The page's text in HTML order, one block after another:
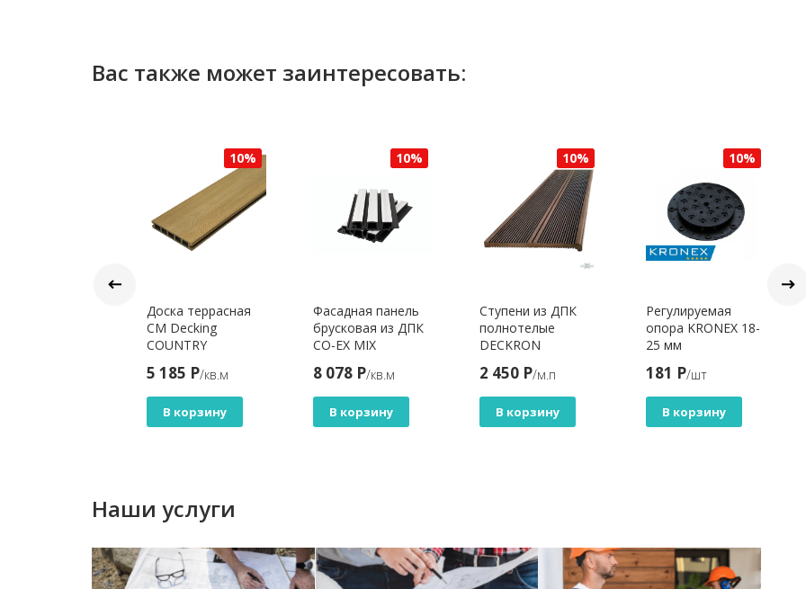
Вас также может заинтересовать:
10%
Доска террасная
CM Decking
COUNTRY
OREGON
5 185 Р/кв.м
В корзину
10%
Фасадная панель
брусковая из ДПК
CO-EX MIX
White
8 078 Р/кв.м
В корзину
10%
Ступени из ДПК
полнотелые
DECKRON
2 450 Р/м.п
В корзину
10%
Регулируемая
опора KRONEX 18-
25 мм
181 Р/шт
В корзину
Наши услуги